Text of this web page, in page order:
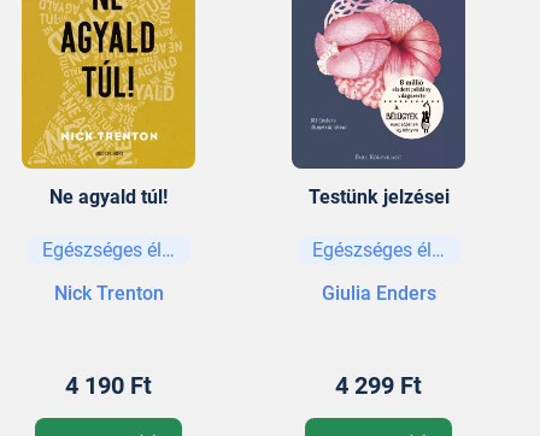
Ne agyald túl!
Egészséges életmód
Nick Trenton
4 190 Ft
Testünk jelzései
Egészséges életmód
Giulia Enders
4 299 Ft